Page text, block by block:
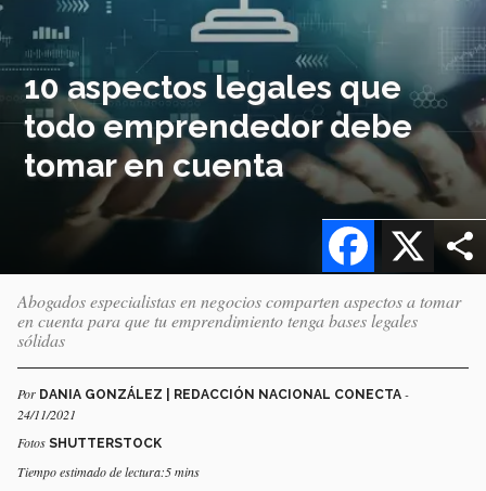
10 aspectos legales que
todo emprendedor debe
tomar en cuenta
X
Facebook
Abogados especialistas en negocios comparten aspectos a tomar
en cuenta para que tu emprendimiento tenga bases legales
sólidas
Por DANIA GONZÁLEZ | REDACCIÓN NACIONAL CONECTA -
24/11/2021
Fotos SHUTTERSTOCK
Tiempo estimado de lectura:5 mins